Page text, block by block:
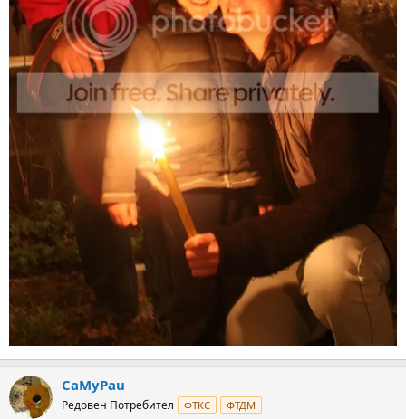
CaMyPau
Редовен Потребител ФТКС ФТДМ